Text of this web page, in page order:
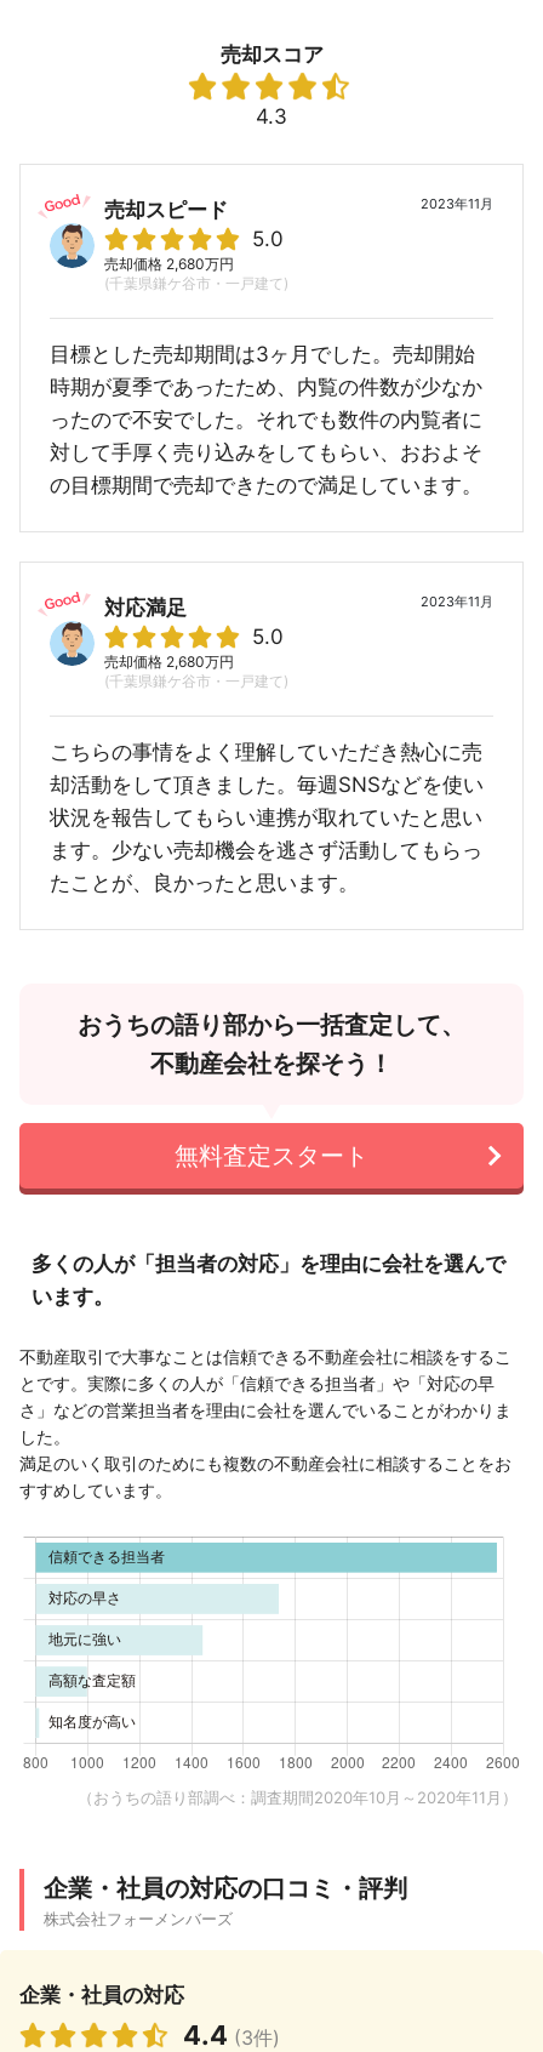
売却スコア
4.3
2023年11月
売却スピード
5.0
売却価格 2,680万円
(千葉県鎌ケ谷市・一戸建て)
目標とした売却期間は3ヶ月でした。売却開始
時期が夏季であったため、内覧の件数が少なか
ったので不安でした。それでも数件の内覧者に
対して手厚く売り込みをしてもらい、おおよそ
の目標期間で売却できたので満足しています。
2023年11月
対応満足
5.0
売却価格 2,680万円
(千葉県鎌ケ谷市・一戸建て)
こちらの事情をよく理解していただき熱心に売
却活動をして頂きました。毎週SNSなどを使い
状況を報告してもらい連携が取れていたと思い
ます。少ない売却機会を逃さず活動してもらっ
たことが、良かったと思います。
おうちの語り部から一括査定して、
不動産会社を探そう！
無料査定スタート
多くの人が「担当者の対応」を理由に会社を選んで
います。
不動産取引で大事なことは信頼できる不動産会社に相談をするこ
とです。実際に多くの人が「信頼できる担当者」や「対応の早
さ」などの営業担当者を理由に会社を選んでいることがわかりま
した。
満足のいく取引のためにも複数の不動産会社に相談することをお
すすめしています。
（おうちの語り部調べ：調査期間2020年10月～2020年11月）
企業・社員の対応の口コミ・評判
株式会社フォーメンバーズ
企業・社員の対応
4.4 (3件)